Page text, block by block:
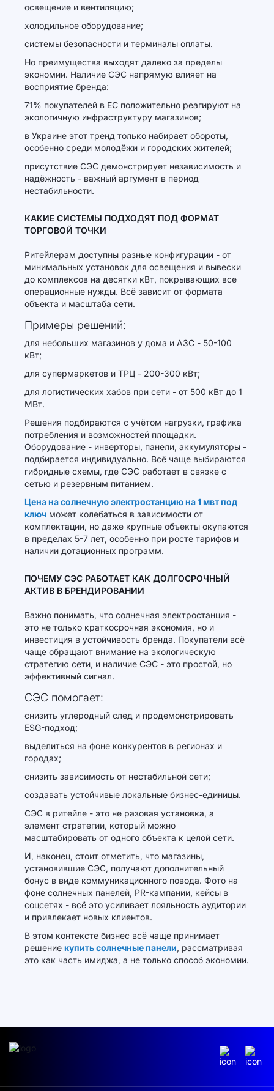
освещение и вентиляцию;
холодильное оборудование;
системы безопасности и терминалы оплаты.
Но преимущества выходят далеко за пределы
экономии. Наличие СЭС напрямую влияет на
восприятие бренда:
71% покупателей в ЕС положительно реагируют на
экологичную инфраструктуру магазинов;
в Украине этот тренд только набирает обороты,
особенно среди молодёжи и городских жителей;
присутствие СЭС демонстрирует независимость и
надёжность - важный аргумент в период
нестабильности.
КАКИЕ СИСТЕМЫ ПОДХОДЯТ ПОД ФОРМАТ
ТОРГОВОЙ ТОЧКИ
Ритейлерам доступны разные конфигурации - от
минимальных установок для освещения и вывески
до комплексов на десятки кВт, покрывающих все
операционные нужды. Всё зависит от формата
объекта и масштаба сети.
Примеры решений:
для небольших магазинов у дома и АЗС - 50-100
кВт;
для супермаркетов и ТРЦ - 200-300 кВт;
для логистических хабов при сети - от 500 кВт до 1
МВт.
Решения подбираются с учётом нагрузки, графика
потребления и возможностей площадки.
Оборудование - инверторы, панели, аккумуляторы -
подбирается индивидуально. Всё чаще выбираются
гибридные схемы, где СЭС работает в связке с
сетью и резервным питанием.
Цена на солнечную электростанцию на 1 мвт под
ключ может колебаться в зависимости от
комплектации, но даже крупные объекты окупаются
в пределах 5-7 лет, особенно при росте тарифов и
наличии дотационных программ.
ПОЧЕМУ СЭС РАБОТАЕТ КАК ДОЛГОСРОЧНЫЙ
АКТИВ В БРЕНДИРОВАНИИ
Важно понимать, что солнечная электростанция -
это не только краткосрочная экономия, но и
инвестиция в устойчивость бренда. Покупатели всё
чаще обращают внимание на экологическую
стратегию сети, и наличие СЭС - это простой, но
эффективный сигнал.
СЭС помогает:
снизить углеродный след и продемонстрировать
ESG-подход;
выделиться на фоне конкурентов в регионах и
городах;
снизить зависимость от нестабильной сети;
создавать устойчивые локальные бизнес-единицы.
СЭС в ритейле - это не разовая установка, а
элемент стратегии, который можно
масштабировать от одного объекта к целой сети.
И, наконец, стоит отметить, что магазины,
установившие СЭС, получают дополнительный
бонус в виде коммуникационного повода. Фото на
фоне солнечных панелей, PR-кампании, кейсы в
соцсетях - всё это усиливает лояльность аудитории
и привлекает новых клиентов.
В этом контексте бизнес всё чаще принимает
решение купить солнечные панели, рассматривая
это как часть имиджа, а не только способ экономии.